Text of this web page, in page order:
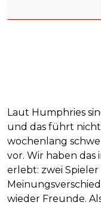
Laut Humphries
und das führt nicht
wochenlang
vor. Wir haben das
erlebt: zwei
wieder Freunde.